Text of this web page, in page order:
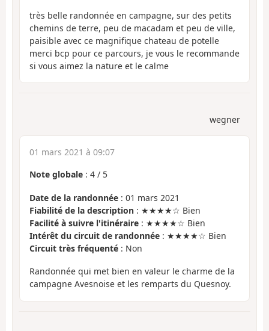
très belle randonnée en campagne, sur des petits
chemins de terre, peu de macadam et peu de ville,
paisible avec ce magnifique chateau de potelle
merci bcp pour ce parcours, je vous le recommande
si vous aimez la nature et le calme
wegner
01 mars 2021 à 09:07
Note globale : 4 / 5
Date de la randonnée : 01 mars 2021
Fiabilité de la description : ★★★★☆ Bien
Facilité à suivre l'itinéraire : ★★★★☆ Bien
Intérêt du circuit de randonnée : ★★★★☆ Bien
Circuit très fréquenté : Non
Randonnée qui met bien en valeur le charme de la
campagne Avesnoise et les remparts du Quesnoy.